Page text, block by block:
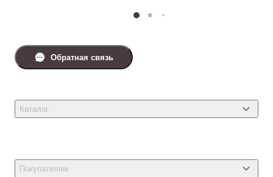
Каталог
Товары для собак
Покупателям
Обратная связь